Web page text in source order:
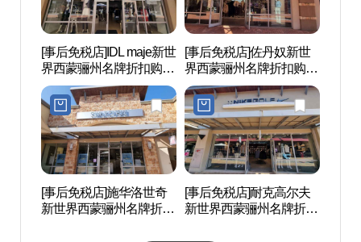
[事后免税店]IDL maje新世
界西蒙骊州名牌折扣购物
中心(마쥬 신세계사이먼
프리미엄아울렛 여주점)
[事后免税店]佐丹奴新世
界西蒙骊州名牌折扣购物
中心(지오다노 신세계사
이먼프리미엄아울렛 여
주점)
[事后免税店]施华洛世奇
新世界西蒙骊州名牌折扣
[事后免税店]耐克高尔夫
新世界西蒙骊州名牌折扣